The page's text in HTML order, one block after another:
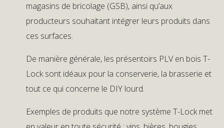
magasins de bricolage (GSB), ainsi qu’aux
producteurs souhaitant intégrer leurs produits dans
ces surfaces.
De manière générale, les présentoirs PLV en bois T-
Lock sont idéaux pour la conserverie, la brasserie et
tout ce qui concerne le DIY lourd.
Exemples de produits que notre système T-Lock met